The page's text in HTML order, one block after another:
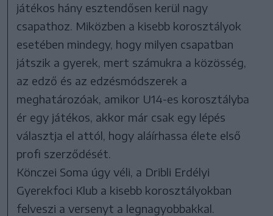
játékos hány esztendősen kerül nagy
csapathoz. Miközben a kisebb korosztályok
esetében mindegy, hogy milyen csapatban
játszik a gyerek, mert számukra a közösség,
az edző és az edzésmódszerek a
meghatározóak, amikor U14-es korosztályba
ér egy játékos, akkor már csak egy lépés
választja el attól, hogy aláírhassa élete első
profi szerződését.
Könczei Soma úgy véli, a Dribli Erdélyi
Gyerekfoci Klub a kisebb korosztályokban
felveszi a versenyt a legnagyobbakkal.